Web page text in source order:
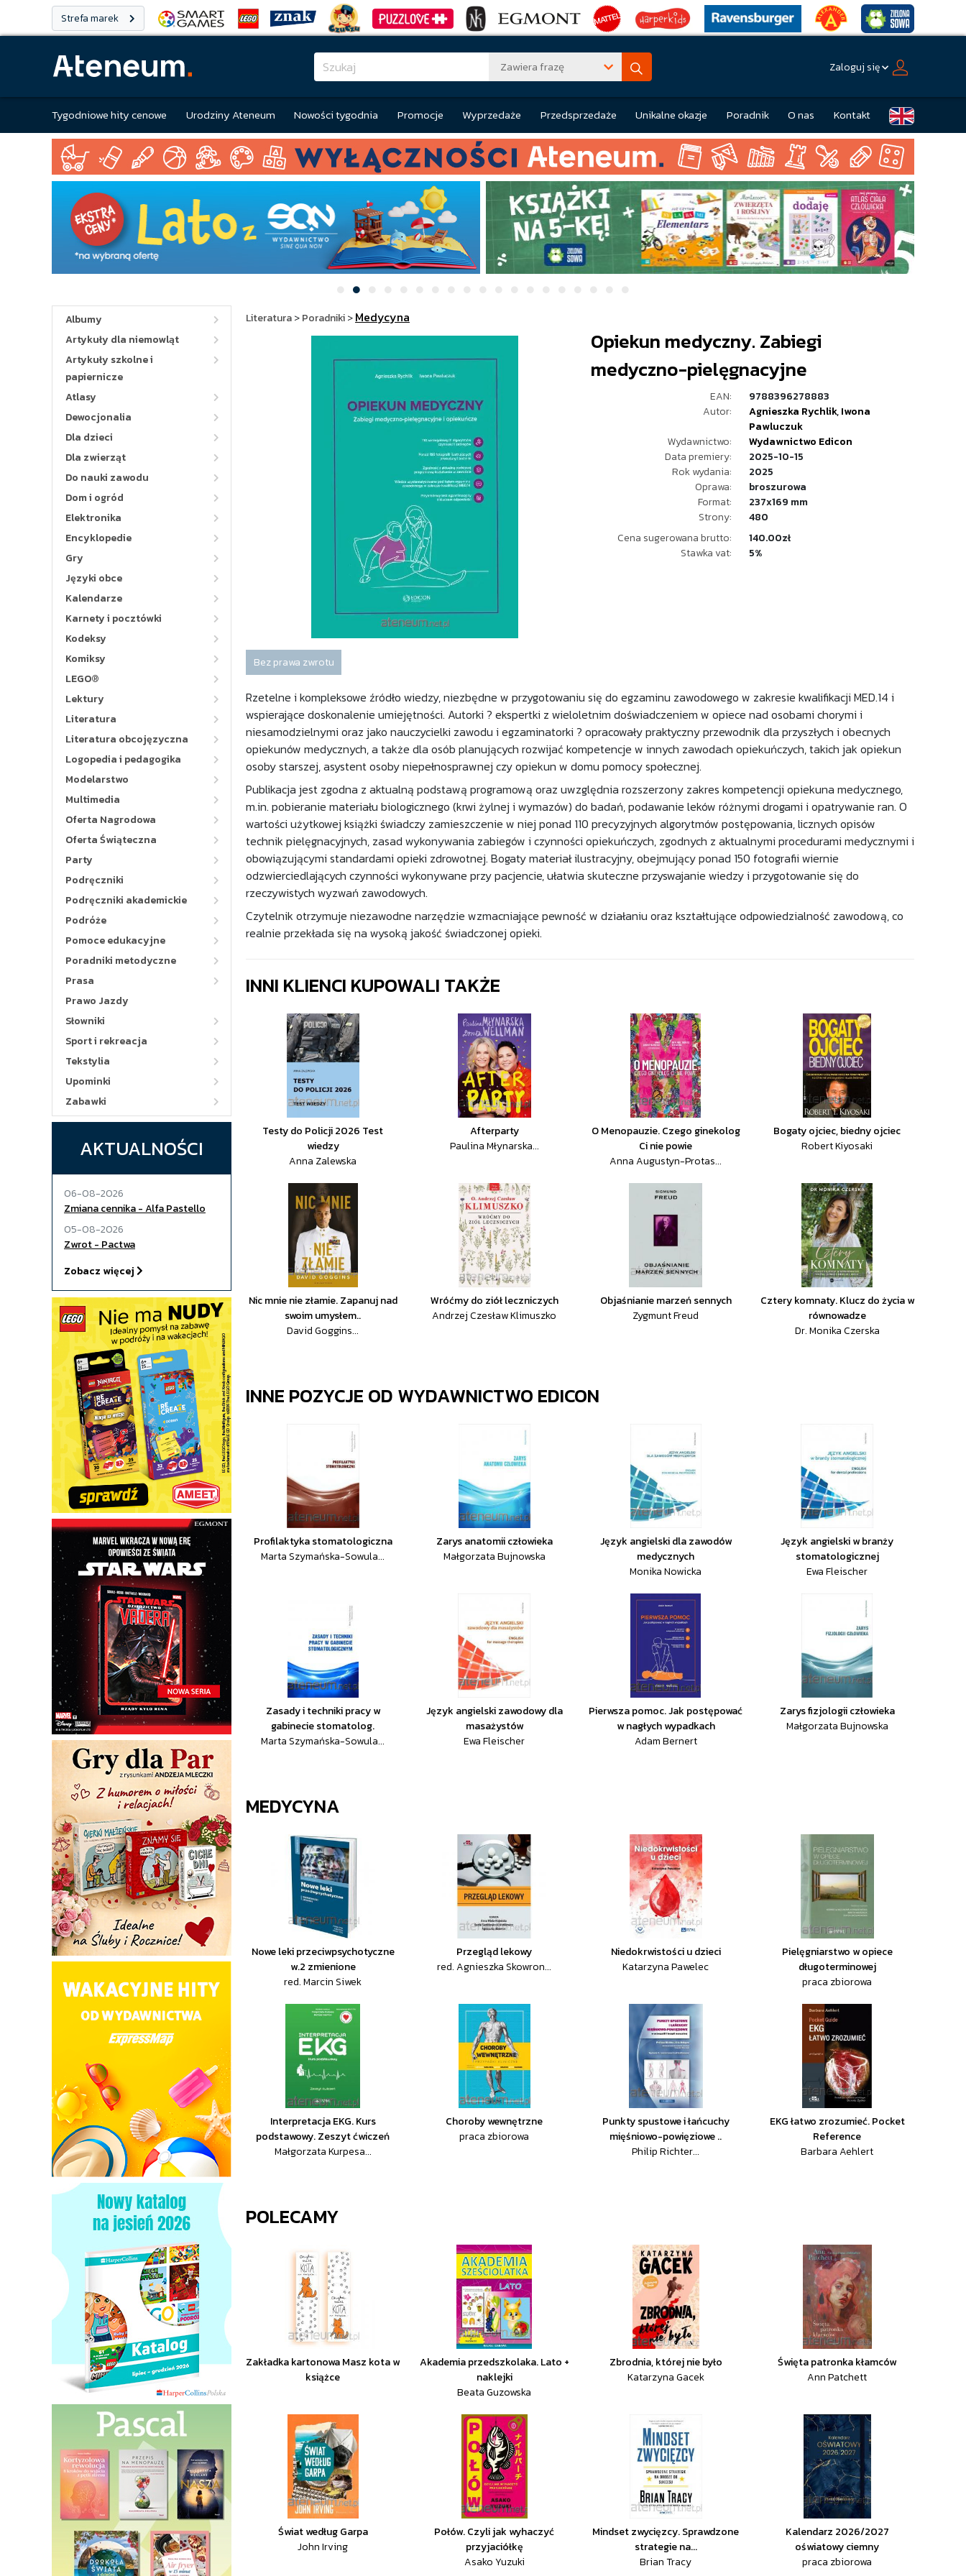
Strefa marek
Zawiera frazę Zaloguj się
Tygodniowe hity cenowe Urodziny Ateneum Nowości tygodnia Promocje Wyprzedaże Przedsprzedaże Unikalne okazje Poradnik O nas Kontakt
Albumy
Artykuły dla niemowląt
Artykuły szkolne i
papiernicze
Atlasy
Dewocjonalia
Dla dzieci
Dla zwierząt
Do nauki zawodu
Dom i ogród
Elektronika
Encyklopedie
Gry
Języki obce
Kalendarze
Karnety i pocztówki
Kodeksy
Komiksy
LEGO®
Lektury
Literatura
Literatura obcojęzyczna
Logopedia i pedagogika
Modelarstwo
Multimedia
Oferta Nagrodowa
Oferta Świąteczna
Party
Podręczniki
Podręczniki akademickie
Podróże
Pomoce edukacyjne
Poradniki metodyczne
Prasa
Prawo Jazdy
Słowniki
Sport i rekreacja
Tekstylia
Upominki
Zabawki
AKTUALNOŚCI
06-08-2026
Zmiana cennika - Alfa Pastello
05-08-2026
Zwrot - Pactwa
Zobacz więcej
Literatura>Poradniki>Medycyna
Opiekun medyczny. Zabiegi
medyczno-pielęgnacyjne
EAN:
9788396278883
Autor:
Agnieszka Rychlik,Iwona
Pawluczuk
Wydawnictwo:
Wydawnictwo Edicon
Data premiery:
2025-10-15
Rok wydania:
2025
Oprawa:
broszurowa
Format:
237x169 mm
Strony:
480
Cena sugerowana brutto:
140.00zł
Stawka vat:
5%
Bez prawa zwrotu
Rzetelne i kompleksowe źródło wiedzy, niezbędne w przygotowaniu się do egzaminu zawodowego w zakresie kwalifikacji MED.14 i
wspierające doskonalenie umiejętności. Autorki ? ekspertki z wieloletnim doświadczeniem w opiece nad osobami chorymi i
niesamodzielnymi oraz jako nauczycielki zawodu i egzaminatorki ? opracowały praktyczny przewodnik dla przyszłych i obecnych
opiekunów medycznych, a także dla osób planujących rozwijać kompetencje w innych zawodach opiekuńczych, takich jak opiekun
osoby starszej, asystent osoby niepełnosprawnej czy opiekun w domu pomocy społecznej.
Publikacja jest zgodna z aktualną podstawą programową oraz uwzględnia rozszerzony zakres kompetencji opiekuna medycznego,
m.in. pobieranie materiału biologicznego (krwi żylnej i wymazów) do badań, podawanie leków różnymi drogami i opatrywanie ran. O
wartości użytkowej książki świadczy zamieszczenie w niej ponad 110 precyzyjnych algorytmów postępowania, licznych opisów
technik pielęgnacyjnych, zasad wykonywania zabiegów i czynności opiekuńczych, zgodnych z aktualnymi procedurami medycznymi i
obowiązującymi standardami opieki zdrowotnej. Bogaty materiał ilustracyjny, obejmujący ponad 150 fotografii wiernie
odzwierciedlających czynności wykonywane przy pacjencie, ułatwia skuteczne przyswajanie wiedzy i przygotowanie się do
rzeczywistych wyzwań zawodowych.
Czytelnik otrzymuje niezawodne narzędzie wzmacniające pewność w działaniu oraz kształtujące odpowiedzialność zawodową, co
realnie przekłada się na wysoką jakość świadczonej opieki.
INNI KLIENCI KUPOWALI TAKŻE
Testy do Policji 2026 Test
wiedzy
Anna Zalewska
Afterparty
Paulina Młynarska...
O Menopauzie. Czego ginekolog
Ci nie powie
Anna Augustyn-Protas...
Bogaty ojciec, biedny ojciec
Robert Kiyosaki
Nic mnie nie złamie. Zapanuj nad
swoim umysłem..
David Goggins...
Wróćmy do ziół leczniczych
Andrzej Czesław Klimuszko
Objaśnianie marzeń sennych
Zygmunt Freud
Cztery komnaty. Klucz do życia w
równowadze
Dr. Monika Czerska
INNE POZYCJE OD WYDAWNICTWO EDICON
Profilaktyka stomatologiczna
Marta Szymańska-Sowula...
Zarys anatomii człowieka
Małgorzata Bujnowska
Język angielski dla zawodów
medycznych
Monika Nowicka
Język angielski w branży
stomatologicznej
Ewa Fleischer
Zasady i techniki pracy w
gabinecie stomatolog.
Marta Szymańska-Sowula...
Język angielski zawodowy dla
masażystów
Ewa Fleischer
Pierwsza pomoc. Jak postępować
w nagłych wypadkach
Adam Bernert
Zarys fizjologii człowieka
Małgorzata Bujnowska
MEDYCYNA
Nowe leki przeciwpsychotyczne
w.2 zmienione
red. Marcin Siwek
Przegląd lekowy
red. Agnieszka Skowron...
Niedokrwistości u dzieci
Katarzyna Pawelec
Pielęgniarstwo w opiece
długoterminowej
praca zbiorowa
Interpretacja EKG. Kurs
podstawowy. Zeszyt ćwiczeń
Małgorzata Kurpesa...
Choroby wewnętrzne
praca zbiorowa
Punkty spustowe i łańcuchy
mięśniowo-powięziowe ..
Philip Richter...
EKG łatwo zrozumieć. Pocket
Reference
Barbara Aehlert
POLECAMY
Zakładka kartonowa Masz kota w
książce
Akademia przedszkolaka. Lato +
naklejki
Beata Guzowska
Zbrodnia, której nie było
Katarzyna Gacek
Święta patronka kłamców
Ann Patchett
Świat według Garpa
John Irving
Połów. Czyli jak wyhaczyć
przyjaciółkę
Asako Yuzuki
Mindset zwycięzcy. Sprawdzone
strategie na...
Brian Tracy
Kalendarz 2026/2027
oświatowy ciemny
praca zbiorowa